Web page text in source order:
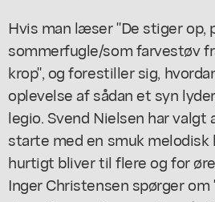
Hvis man læser "De stiger op,
sommerfugle/som farvestøv
krop", og forestiller sig,
oplevelse af sådan et syn
legio. Svend Nielsen har valgt
starte med en smuk melodisk
hurtigt bliver til flere og for
Inger Christensen spørger